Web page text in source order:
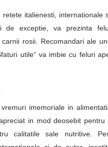
retete italienesti, internationale
de exceptie, va prezinta
rosii. Recomandari ale
utile“ va imbie cu feluri
imemoriale in
in mod deosebit pentru
calitatile sale nutritive.